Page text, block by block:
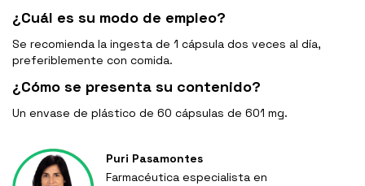
¿Cuál es su modo de empleo?
Se recomienda la ingesta de 1 cápsula dos veces al día,
preferiblemente con comida.
¿Cómo se presenta su contenido?
Un envase de plástico de 60 cápsulas de 601 mg.
Puri Pasamontes
Farmacéutica especialista en